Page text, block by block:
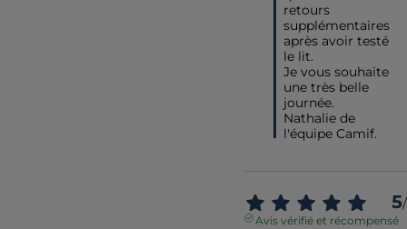
retours
supplémentaires
après avoir testé
le lit.
Je vous souhaite
une très belle
journée.
Nathalie de
l'équipe Camif.
5/
Avis vérifié et récompensé